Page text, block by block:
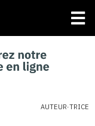
AUTEUR·TRICE